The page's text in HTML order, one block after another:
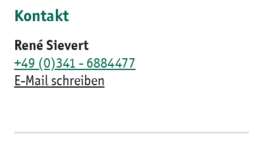
Kontakt
René Sievert
+49 (0)341 - 6884477
E-Mail schreiben